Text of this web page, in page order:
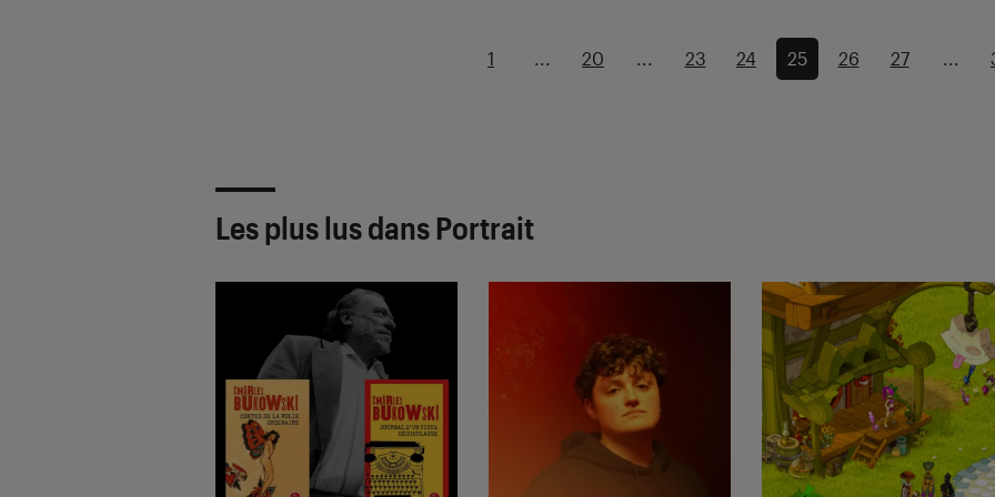
1 ... 20 ... 23 24 25 26 27 ...
Les plus lus dans Portrait